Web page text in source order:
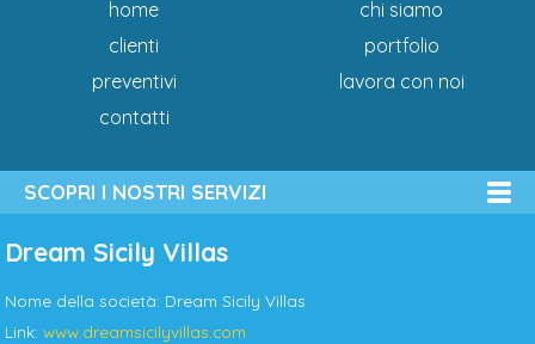
home
chi siamo
clienti
portfolio
preventivi
lavora con noi
contatti
SCOPRI I NOSTRI SERVIZI
Dream Sicily Villas
Nome della società: Dream Sicily Villas
Link:www.dreamsicilyvillas.com